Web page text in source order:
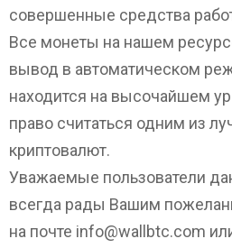
совершенные средства
Все монеты на нашем
вывод в автоматическом
находится на высочайшем
право считаться одним из
криптовалют.
Уважаемые пользователи
всегда рады Вашим
на почте info@wallbtc.com